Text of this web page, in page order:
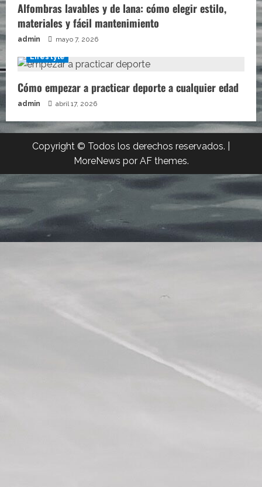
Alfombras lavables y de lana: cómo elegir estilo,
materiales y fácil mantenimiento
admin mayo 7, 2026
Lifestyle
Cómo empezar a practicar deporte a cualquier edad
admin abril 17, 2026
Copyright © Todos los derechos reservados.
MoreNews por AF themes.